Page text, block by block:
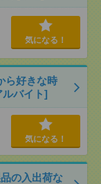
気になる！
ら好きな時
バイト]
気になる！
の入出荷な